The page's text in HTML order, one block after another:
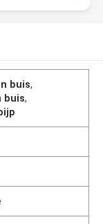
buis,
buis,